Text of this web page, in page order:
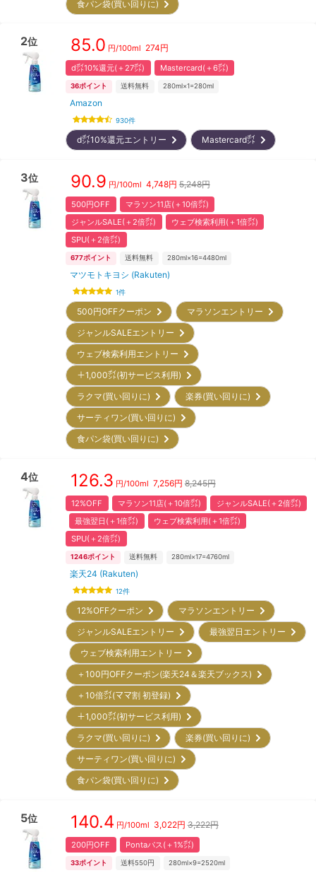
食パン袋(買い回りに)
2位 85.0 円/100ml 274円
d㌽10%還元(＋27㌽) Mastercard(＋6㌽)
36ポイント 送料無料 280ml×1=280ml
Amazon
930件
d㌽10%還元エントリー Mastercard㌽
3位 90.9 円/100ml 4,748円 5,248円
500円OFF
マラソン11店(＋10倍㌽)
ジャンルSALE(＋2倍㌽)
ウェブ検索利用(＋1倍㌽)
SPU(＋2倍㌽)
677ポイント 送料無料 280ml×16=4480ml
マツモトキヨシ (Rakuten)
1件
500円OFFクーポン
マラソンエントリー
ジャンルSALEエントリー
ウェブ検索利用エントリー
＋1,000㌽(初サービス利用)
ラクマ(買い回りに)
楽券(買い回りに)
サーティワン(買い回りに)
食パン袋(買い回りに)
4位 126.3 円/100ml 7,256円 8,245円
12%OFF マラソン11店(＋10倍㌽)
ジャンルSALE(＋2倍㌽)
最強翌日(＋1倍㌽)
ウェブ検索利用(＋1倍㌽)
SPU(＋2倍㌽)
1246ポイント 送料無料 280ml×17=4760ml
楽天24 (Rakuten)
12件
12%OFFクーポン
マラソンエントリー
ジャンルSALEエントリー
最強翌日エントリー
ウェブ検索利用エントリー
＋100円OFFクーポン(楽天24＆楽天ブックス)
＋10倍㌽(ママ割 初登録)
＋1,000㌽(初サービス利用)
ラクマ(買い回りに)
楽券(買い回りに)
サーティワン(買い回りに)
食パン袋(買い回りに)
5位 140.4 円/100ml 3,022円 3,222円
200円OFF Pontaパス(＋1%㌽)
33ポイント 送料550円 280ml×9=2520ml